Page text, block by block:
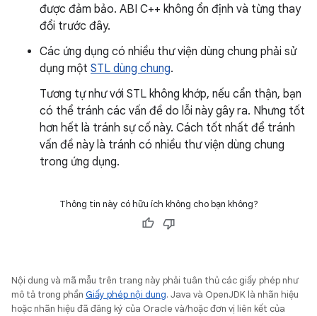
được đảm bảo. ABI C++ không ổn định và từng thay
đổi trước đây.
Các ứng dụng có nhiều thư viện dùng chung phải sử
dụng một STL dùng chung.
Tương tự như với STL không khớp, nếu cẩn thận, bạn
có thể tránh các vấn đề do lỗi này gây ra. Nhưng tốt
hơn hết là tránh sự cố này. Cách tốt nhất để tránh
vấn đề này là tránh có nhiều thư viện dùng chung
trong ứng dụng.
Thông tin này có hữu ích không cho bạn không?
Nội dung và mã mẫu trên trang này phải tuân thủ các giấy phép như
mô tả trong phần Giấy phép nội dung. Java và OpenJDK là nhãn hiệu
hoặc nhãn hiệu đã đăng ký của Oracle và/hoặc đơn vị liên kết của